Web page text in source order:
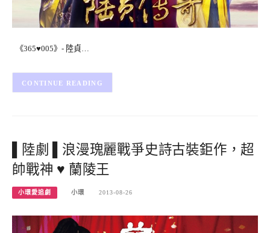
《365♥005》- 陸貞…
CONTINUE READING
▌陸劇 ▌浪漫瑰麗戰爭史詩古裝鉅作，超
帥戰神 ♥ 蘭陵王
小環愛追劇 小環 2013-08-26